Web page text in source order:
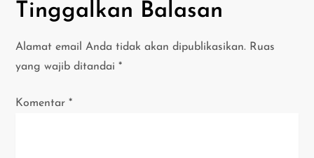
i
g
a
s
Tinggalkan Balasan
Alamat email Anda tidak akan dipublikasikan. Ruas
yang wajib ditandai*
Komentar*